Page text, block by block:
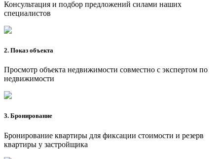
Консультация и подбор предложений силами наших
специалистов
2. Показ объекта
Просмотр объекта недвижимости совместно с экспертом по
недвижимости
3. Бронирование
Бронирование квартиры для фиксации стоимости и резерв
квартиры у застройщика